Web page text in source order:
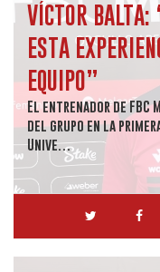
VÍCTOR BALTA:
ESTA
EQUIPO”
El entrenador de FBC
del grupo en la
Unive…